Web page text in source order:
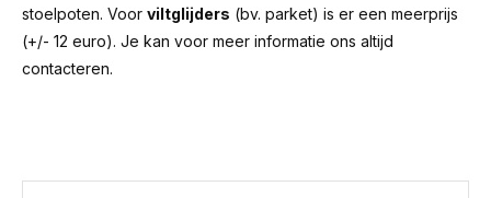
stoelpoten. Voor viltglijders (bv. parket) is er een meerprijs
(+/- 12 euro). Je kan voor meer informatie ons altijd
contacteren.